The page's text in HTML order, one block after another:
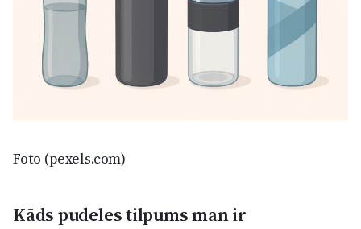
Foto (pexels.com)
Kāds pudeles tilpums man ir